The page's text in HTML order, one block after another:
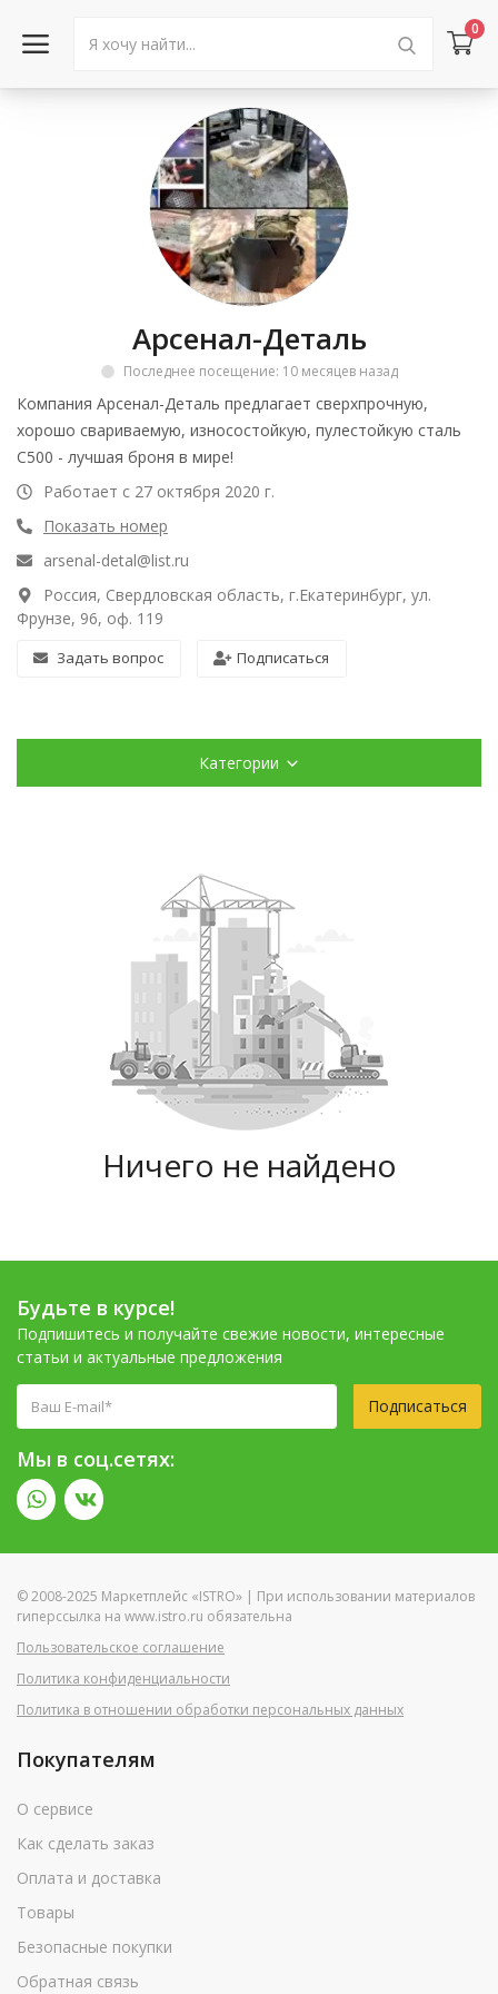
0
Каталог товаров
Объявления
Контакты
Город: Колумбус
Арсенал-Деталь
Последнее посещение: 10 месяцев назад
Компания Арсенал-Деталь предлагает сверхпрочную,
хорошо свариваемую, износостойкую, пулестойкую сталь
С500 - лучшая броня в мире!
Работает с 27 октября 2020 г.
Показать номер
arsenal-detal@list.ru
Россия, Свердловская область, г.Екатеринбург, ул.
Фрунзе, 96, оф. 119
Задать вопрос Подписаться
Категории
Ничего не найдено
Будьте в курсе!
Подпишитесь и получайте свежие новости, интересные
статьи и актуальные предложения
Подписаться
Мы в соц.сетях:
© 2008-2025 Маркетплейс «ISTRO» | При использовании материалов
гиперссылка на www.istro.ru обязательна
Пользовательское соглашение
Политика конфиденциальности
Политика в отношении обработки персональных данных
Покупателям
О сервисе
Как сделать заказ
Оплата и доставка
Товары
Безопасные покупки
Обратная связь